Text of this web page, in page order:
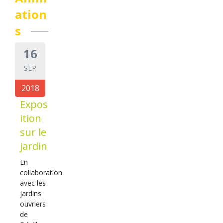
ation
s
16
SEP
2018
Expos
ition
sur le
jardin
En
collaboration
avec les
jardins
ouvriers
de